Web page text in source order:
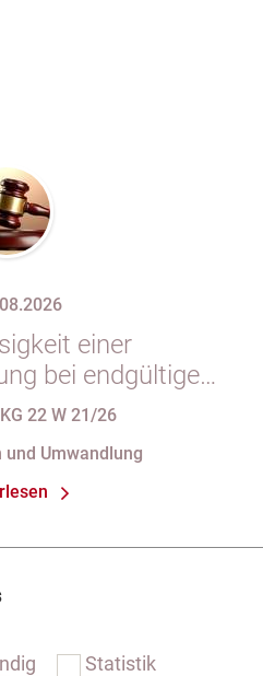
einer
bei endgültigem
und
22 W 21/26
und Umwandlung
Statistik